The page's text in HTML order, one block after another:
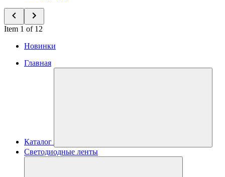
Item 1 of 12
Новинки
Главная
Каталог
Светодиодные ленты